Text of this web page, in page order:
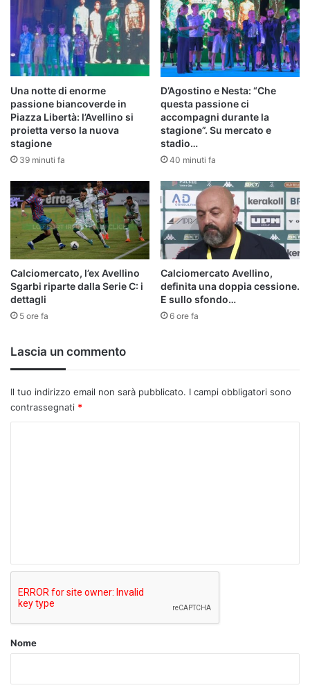
Una notte di enorme
passione biancoverde in
Piazza Libertà: l’Avellino si
proietta verso la nuova
stagione
39 minuti fa
D’Agostino e Nesta: “Che
questa passione ci
accompagni durante la
stagione”. Su mercato e
stadio…
40 minuti fa
Calciomercato, l’ex Avellino
Sgarbi riparte dalla Serie C: i
dettagli
5 ore fa
Calciomercato Avellino,
definita una doppia cessione.
E sullo sfondo…
6 ore fa
Lascia un commento
Il tuo indirizzo email non sarà pubblicato. I campi obbligatori sono
contrassegnati *
Nome